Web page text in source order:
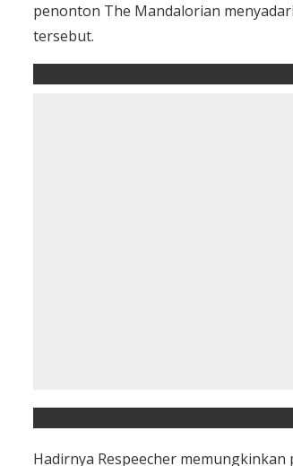
penonton The Mandalorian
tersebut.
Hadirnya Respeecher